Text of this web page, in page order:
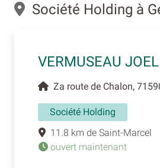
Société Holding à
VERMUSEAU
Za route de Chalon,
Société Holding
11.8 km de Saint-Marcel
ouvert maintenant